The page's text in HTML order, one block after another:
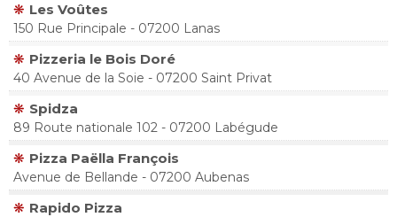
Les Voûtes
150 Rue Principale - 07200 Lanas
Pizzeria le Bois Doré
40 Avenue de la Soie - 07200 Saint Privat
Spidza
89 Route nationale 102 - 07200 Labégude
Pizza Paëlla François
Avenue de Bellande - 07200 Aubenas
Rapido Pizza